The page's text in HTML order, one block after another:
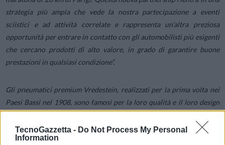
TecnoGazzetta - Do Not Process My Personal
Information
strategia più ampia che vede la nostra partecipazione a eventi
sciistici e ad attività correlate e rappresenta un’altra preziosa
opportunità per entrare in contatto con gli automobilisti più esigenti
che cercano prodotti di alto valore, in grado di garantire buone
prestazioni in qualsiasi condizione”.
Gli pneumatici premium Vredestein, realizzati per la prima volta nei
Paesi Bassi nel 1908, sono famosi per la loro qualità e il loro design
pneumatici invernali e all-season. Il marchio ha avviato la produzione
degli pneumatici all-season all’inizio degli anni ’90 e rimane